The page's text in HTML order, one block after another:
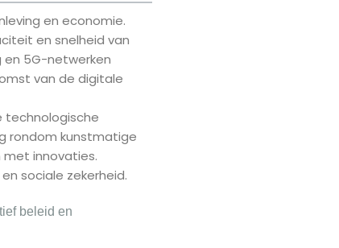
en economie.
en snelheid van
5G-netwerken
van de digitale
technologische
rondom kunstmatige
innovaties.
sociale zekerheid.
beleid en